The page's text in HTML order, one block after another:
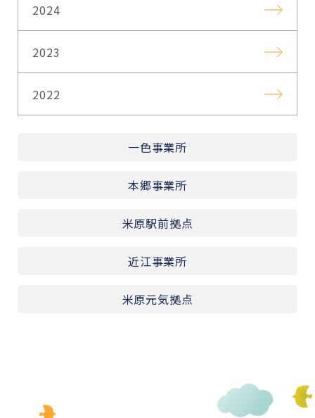
2024
2023
2022
一色事業所
本郷事業所
米原駅前拠点
近江事業所
米原元気拠点